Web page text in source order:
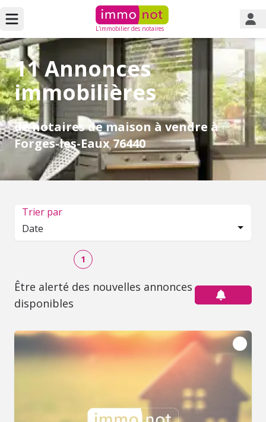
L'immobilier des notaires
11 Annonces
immobilières
de notaires de maison à vendre à
Forges-les-Eaux 76440
Trier par
Date
1
Être alerté des nouvelles annonces
disponibles